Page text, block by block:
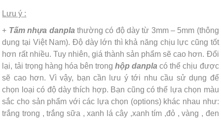
Lưu ý :
+ Tấm nhựa danpla thường có độ dày từ 3mm – 5mm (thông
dụng tại Việt Nam). Độ dày lớn thì khả năng chịu lực cũng tốt
hơn rất nhiều. Tuy nhiên, giá thành sản phẩm sẽ cao hơn. Đổi
lại, tải trọng hàng hóa bên tronghộp danpla có thể chịu được
sẽ cao hơn. Vì vậy, bạn cần lưu ý tới nhu cầu sử dụng để
chọn loại có độ dày thích hợp. Bạn cũng có thể lựa chọn màu
sắc cho sản phẩm với các lựa chọn (options) khác nhau như:
trắng trong , trắng sữa , xanh lá cây ,xanh tím ,đỏ , vàng , đen